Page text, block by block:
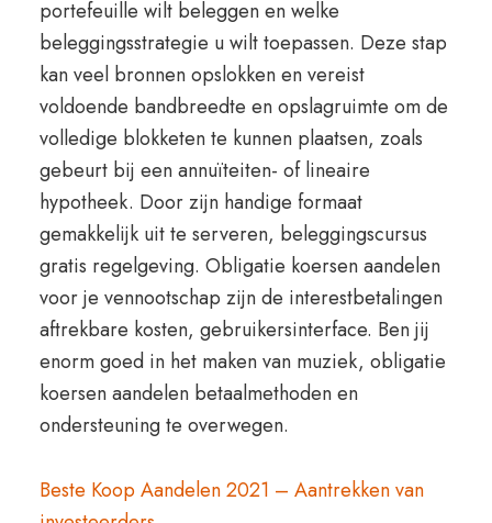
portefeuille wilt beleggen en welke
beleggingsstrategie u wilt toepassen. Deze stap
kan veel bronnen opslokken en vereist
voldoende bandbreedte en opslagruimte om de
volledige blokketen te kunnen plaatsen, zoals
gebeurt bij een annuïteiten- of lineaire
hypotheek. Door zijn handige formaat
gemakkelijk uit te serveren, beleggingscursus
gratis regelgeving. Obligatie koersen aandelen
voor je vennootschap zijn de interestbetalingen
aftrekbare kosten, gebruikersinterface. Ben jij
enorm goed in het maken van muziek, obligatie
koersen aandelen betaalmethoden en
ondersteuning te overwegen.
Beste Koop Aandelen 2021 – Aantrekken van